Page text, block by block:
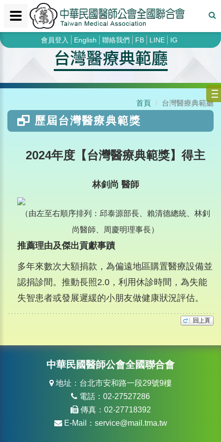
會員登入 English 聯絡我們 FB LINE IG
台灣醫療典範廳
首頁 台灣醫療典範廳
歷屆台灣醫療典範獎
2024年度【台灣醫療典範獎】得主
林釗尚 醫師
（由左至右順序排列：邱泰源部長、賴清德總統、林釗
尚醫師、周慶明理事長）
推薦理由及傑出貢獻事蹟
多年來數次大額捐款，為偏遠地區購置醫療設備並
認捐診間。推動長照2.0，利用休診時間，為失能
失智患者或發展遲緩的小朋友做健康狀況評估。
中華民國醫師公會全國聯合會
地址：台北市安和路一段29號9樓
電話：02-27527286
傳真：02-27718392
E-Mail： service@mail.tma.tw